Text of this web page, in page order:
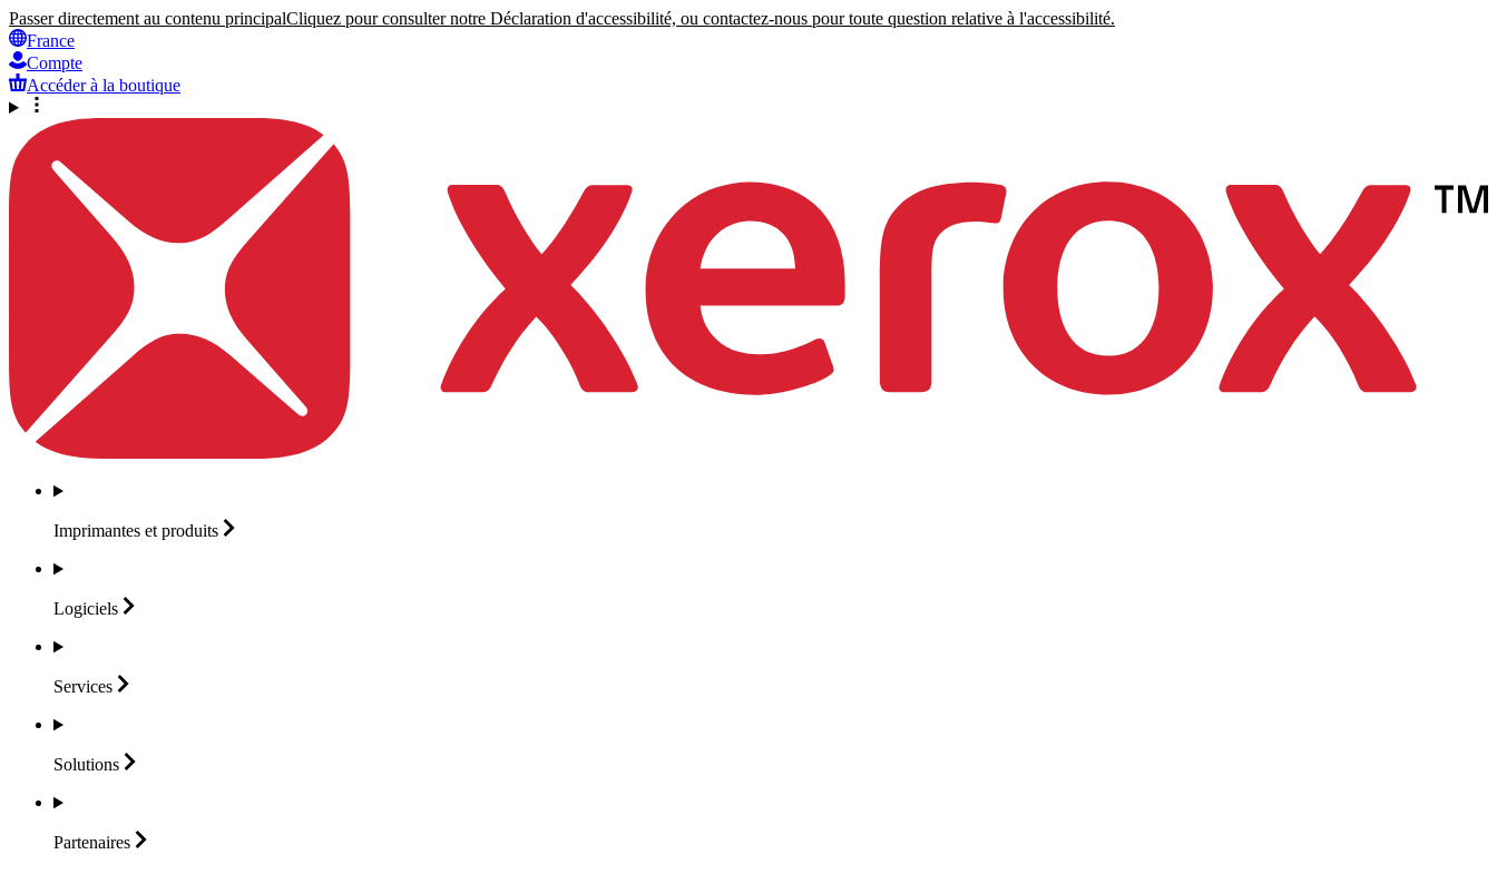
Passer directement au contenu principalCliquez pour consulter notre Déclaration d'accessibilité, ou contactez-nous pour toute question relative à l'accessibilité.
France
Compte
Accéder à la boutique
Imprimantes et produits
Logiciels
Services
Solutions
Partenaires